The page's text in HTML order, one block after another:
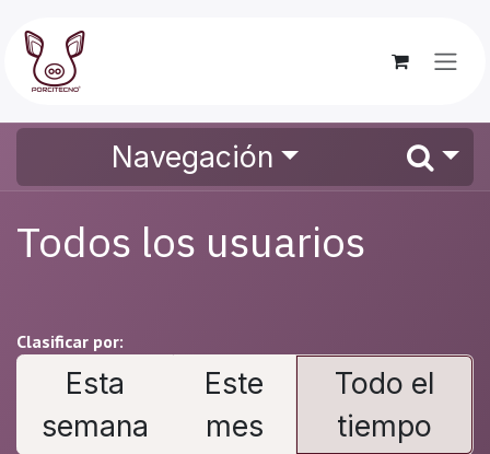
Navegación
Todos los usuarios
Clasificar por:
Esta
semana
Este
mes
Todo el
tiempo